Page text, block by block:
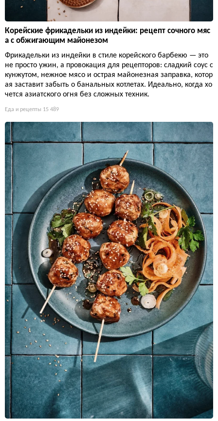
Корейские фрикадельки из индейки: рецепт сочного мяс
а с обжигающим майонезом
Фрикадельки из индейки в стиле корейского барбекю — это
не просто ужин, а провокация для рецепторов: сладкий соус с
кунжутом, нежное мясо и острая майонезная заправка, котор
ая заставит забыть о банальных котлетах. Идеально, когда хо
чется азиатского огня без сложных техник.
Еда и рецепты 15 489